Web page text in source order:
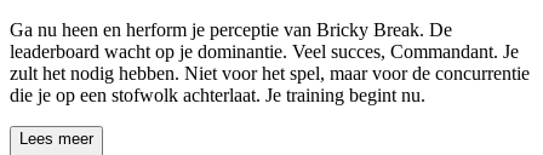
Ga nu heen en herform je perceptie van Bricky Break. De
leaderboard wacht op je dominantie. Veel succes, Commandant. Je
zult het nodig hebben. Niet voor het spel, maar voor de concurrentie
die je op een stofwolk achterlaat. Je training begint nu.
Lees meer